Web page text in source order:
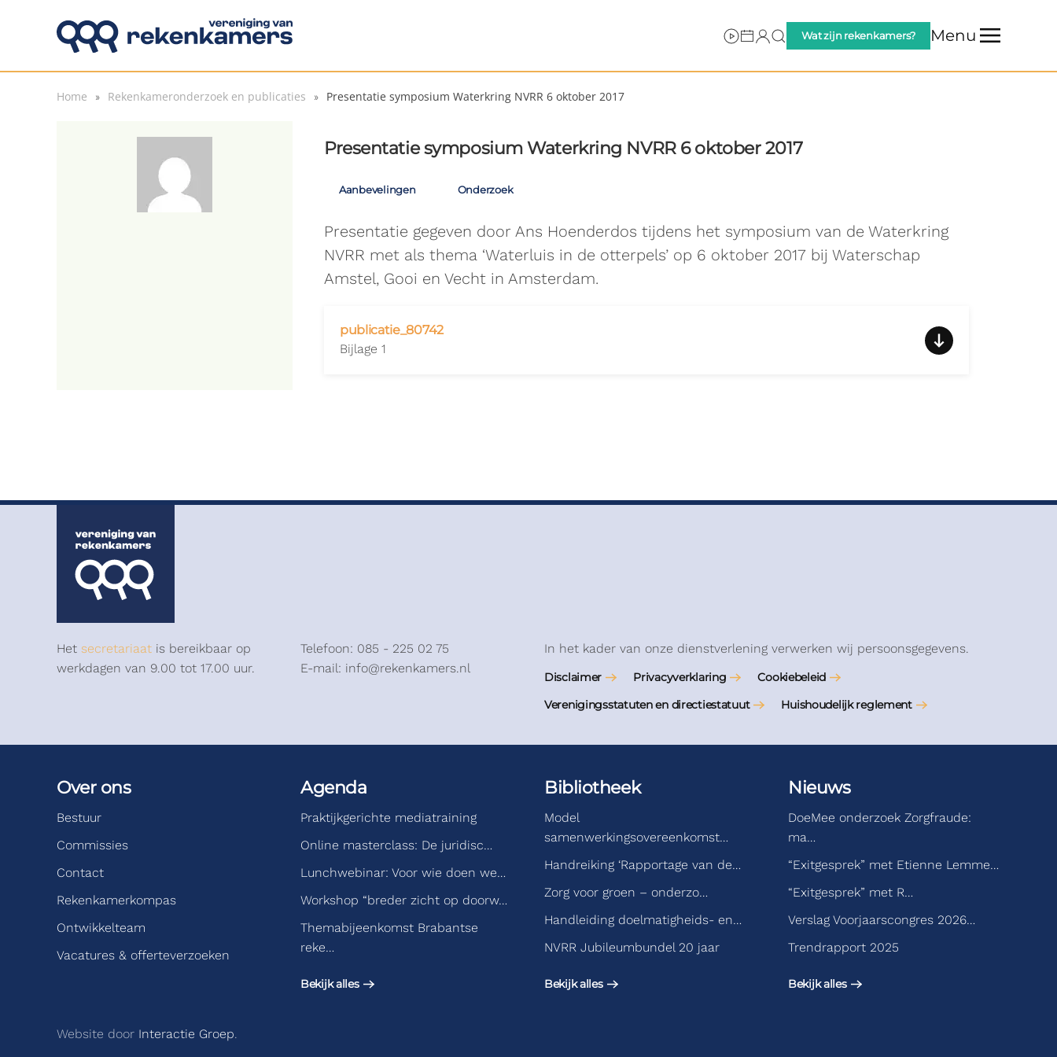
Overslaan en naar de inhoud gaan
Wat zijn rekenkamers? Menu
Home Rekenkameronderzoek en publicaties Presentatie symposium Waterkring NVRR 6 oktober 2017
Presentatie symposium Waterkring NVRR 6 oktober 2017
Aanbevelingen Onderzoek
Presentatie gegeven door Ans Hoenderdos tijdens het symposium van de Waterkring
NVRR met als thema ‘Waterluis in de otterpels’ op 6 oktober 2017 bij Waterschap
Amstel, Gooi en Vecht in Amsterdam.
publicatie_80742
Bijlage 1
Het secretariaat is bereikbaar op
werkdagen van 9.00 tot 17.00 uur.
Telefoon: 085 - 225 02 75
E-mail: info@rekenkamers.nl
In het kader van onze dienstverlening verwerken wij persoonsgegevens.
Disclaimer Privacyverklaring
Cookiebeleid
Verenigingsstatuten en directiestatuut
Huishoudelijk reglement
Over ons
Bestuur
Commissies
Contact
Rekenkamerkompas
Ontwikkelteam
Vacatures & offerteverzoeken
Agenda
Praktijkgerichte mediatraining
Online masterclass: De juridisc…
Lunchwebinar: Voor wie doen we…
Workshop “breder zicht op doorw…
Themabijeenkomst Brabantse
reke…
Bekijk alles
Bibliotheek
Model
samenwerkingsovereenkomst…
Handreiking ‘Rapportage van de…
Zorg voor groen – onderzo…
Handleiding doelmatigheids- en…
NVRR Jubileumbundel 20 jaar
Bekijk alles
Nieuws
DoeMee onderzoek Zorgfraude:
ma…
“Exitgesprek” met Etienne Lemme…
“Exitgesprek” met R…
Verslag Voorjaarscongres 2026…
Trendrapport 2025
Bekijk alles
Website door Interactie Groep.